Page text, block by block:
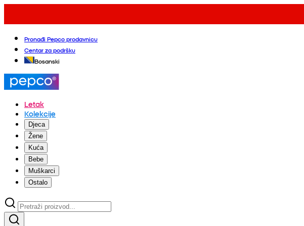
Pronađi Pepco prodavnicu
Centar za podršku
Bosanski
Letak
Kolekcije
Djeca
Žene
Kuća
Bebe
Muškarci
Ostalo